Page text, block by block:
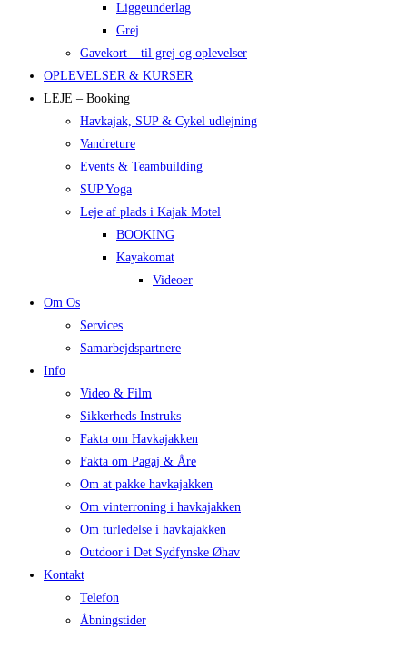
Liggeunderlag
Grej
Gavekort – til grej og oplevelser
OPLEVELSER & KURSER
LEJE – Booking
Havkajak, SUP & Cykel udlejning
Vandreture
Events & Teambuilding
SUP Yoga
Leje af plads i Kajak Motel
BOOKING
Kayakomat
Videoer
Om Os
Services
Samarbejdspartnere
Info
Video & Film
Sikkerheds Instruks
Fakta om Havkajakken
Fakta om Pagaj & Åre
Om at pakke havkajakken
Om vinterroning i havkajakken
Om turledelse i havkajakken
Outdoor i Det Sydfynske Øhav
Kontakt
Telefon
Åbningstider